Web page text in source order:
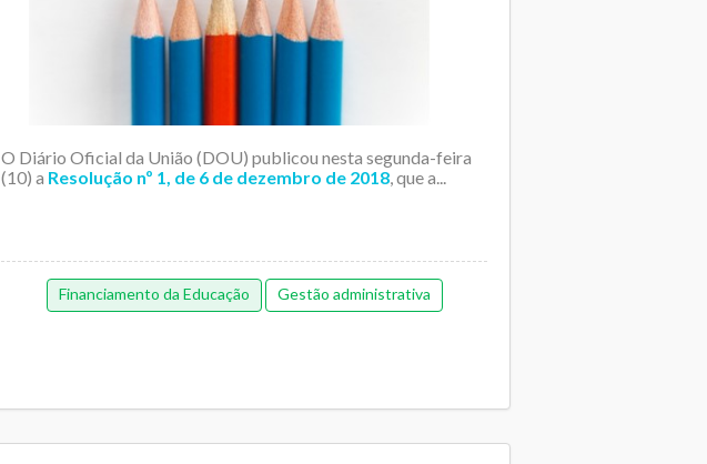
O Diário Oficial da União (DOU) publicou nesta segunda-feira
(10) a Resolução nº 1, de 6 de dezembro de 2018, que a...
Financiamento da Educação Gestão administrativa